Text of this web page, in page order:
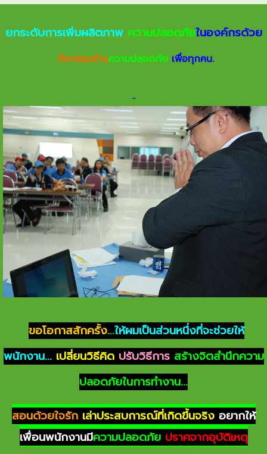
ยกระดับการเพิ่มผลิตภาพความปลอดภัยในองค์กรด้วย
กิจกรรมด้านความปลอดภัย เพื่อทุกคน.
..
ขอโอกาสสักครั้ง...ให้ผมเป็นส่วนหนึ่งที่จะช่วยให้
พนักงาน... เปลี่ยนวิธีคิด ปรับวิธีการสร้างจิตสำนึกความ
ปลอดภัยในการทำงาน...
สอนด้วยใจรัก เล่าประสบการณ์ที่เกิดขึ้นจริง อยากให้
เพื่อนพนักงานมีความปลอดภัย ปราศจากอุบัติเหตุ